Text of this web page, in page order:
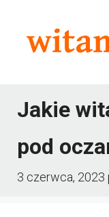
Jakie
pod
3 czerwca, 2023